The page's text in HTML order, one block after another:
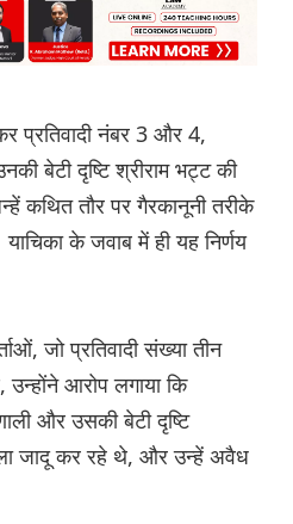
प्रतिवादी नंबर 3 और 4,
बेटी दृष्टि श्रीराम भट्ट की
कथित तौर पर गैरकानूनी तरीके
के जवाब में ही यह निर्णय
जो प्रतिवादी संख्या तीन
आरोप लगाया कि
और उसकी बेटी दृष्टि
जादू कर रहे थे, और उन्हें अवैध